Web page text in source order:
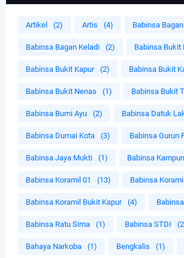
Artikel (2) Artis (4) Babinsa
Babinsa Bagan Keladi (2) Babinsa Bukit
Babinsa Bukit Kapur (2) Babinsa Bukit
Babinsa Bukit Nenas (1) Babinsa Bukit
Babinsa Bumi Ayu (2) Babinsa Datuk
Babinsa Dumai Kota (3) Babinsa Gurun
Babinsa Jaya Mukti (1) Babinsa
Babinsa Koramil 01 (13) Babinsa
Babinsa Koramil Bukit Kapur (4)
Babinsa Ratu Sima (1) Babinsa STDI
Bahaya Narkoba (1) Bengkalis (1)